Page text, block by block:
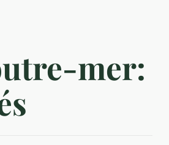
mer: